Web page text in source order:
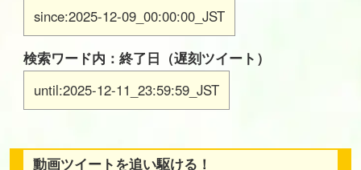
since:2025-12-09_00:00:00_JST
検索ワード内：終了日（遅刻ツイート）
until:2025-12-11_23:59:59_JST
動画ツイートを追い駆ける！